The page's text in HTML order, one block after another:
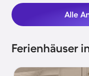
Alle
Ferienhäuser